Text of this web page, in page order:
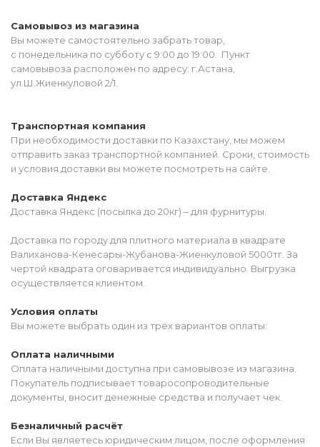
Самовывоз из магазина
Вы можете самостоятельно забрать товар,
с понедельника по субботу с 9:00 до 19:00. Пункт
самовывоза расположен по адресу: г.Астана,
ул.Ш.Жиенкуловой 2/1.
Транспортная компания
При необходимости доставки по Казахстану, мы можем
отправить заказ транспортной компанией. Сроки, стоимость
и условия доставки вы можете посмотреть на сайте.
Доставка Яндекс
Доставка Яндекс (посылка до 20кг) – для фурнитуры.
Доставка по городу для плитного материала в квадрате
Валиханова-Кенесары-Жубанова-Жиенкуловой 5000тг. За
чертой квадрата оговаривается индивидуально. Выгрузка
осуществляется клиентом.
Условия оплаты
Вы можете выбрать один из трёх вариантов оплаты:
Оплата наличными
Оплата наличными доступна при самовывозе из магазина.
Покупатель подписывает товаросопроводительные
документы, вносит денежные средства и получает чек.
Безналичный расчёт
Если Вы являетесь юридическим лицом, после оформления